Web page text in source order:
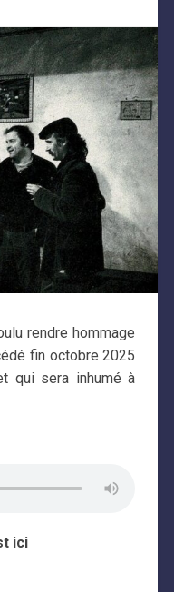
rendre hommage
fin octobre 2025
qui sera inhumé à
ici